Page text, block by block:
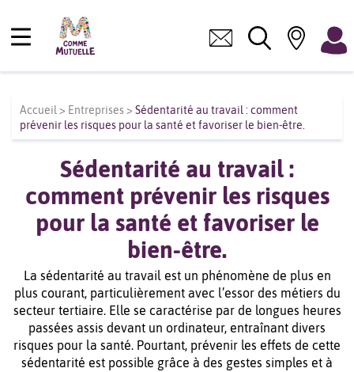
Accueil > Entreprises> Sédentarité au travail : comment
prévenir les risques pour la santé et favoriser le bien-être.
Sédentarité au travail :
comment prévenir les risques
pour la santé et favoriser le
bien-être.
La sédentarité au travail est un phénomène de plus en
plus courant, particulièrement avec l’essor des métiers du
secteur tertiaire. Elle se caractérise par de longues heures
passées assis devant un ordinateur, entraînant divers
risques pour la santé. Pourtant, prévenir les effets de cette
sédentarité est possible grâce à des gestes simples et à